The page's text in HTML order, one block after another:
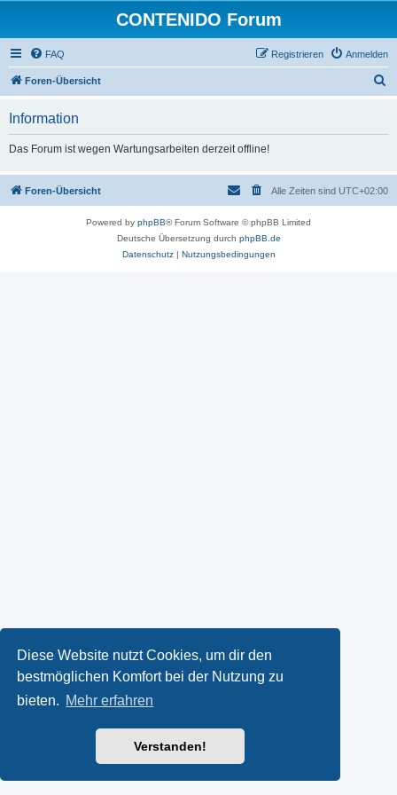
Diese Website nutzt Cookies, um dir den
bestmöglichen Komfort bei der Nutzung zu
bieten. Mehr erfahren
Verstanden!
CONTENIDO Forum
FAQ Anmelden
Registrieren
Foren-Übersicht
Information
Das Forum ist wegen Wartungsarbeiten derzeit offline!
Foren-Übersicht Alle Zeiten sind UTC+02:00
Powered by phpBB® Forum Software © phpBB Limited
Deutsche Übersetzung durch phpBB.de
Datenschutz| Nutzungsbedingungen